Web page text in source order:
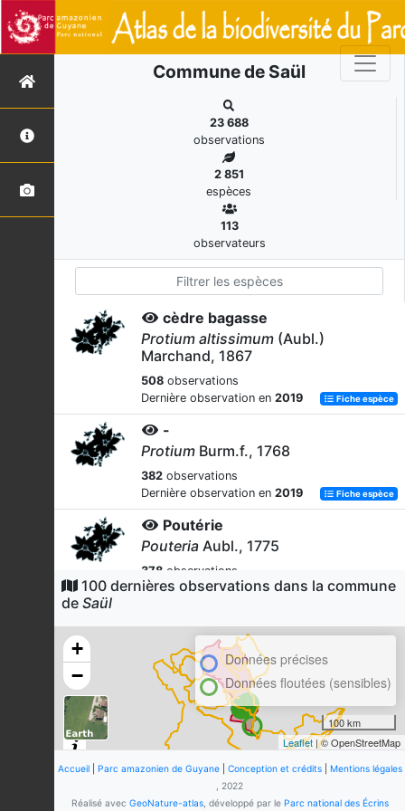
Commune de Saül
23 688
observations
2 851
espèces
113
observateurs
cèdre bagasse
Protium altissimum (Aubl.)
Marchand, 1867
508 observations
Dernière observation en 2019 Fiche espèce
-
Protium Burm.f., 1768
382 observations
Dernière observation en 2019 Fiche espèce
Poutérie
Pouteria Aubl., 1775
378 observations
Dernière observation en2024 Fiche espèce
Mill., 1754
376observations
Dernière observation en2022 Fiche espèce
Guarea
F.Allam. ex L., 1771
observations
Dernière observation en
100 dernières observations dans la commune
de Saül
+
−
Données précises
Données floutées (sensibles)
100 km
Leaflet | © OpenStreetMap
Accueil| Parc amazonien de Guyane| Conception et crédits| Mentions légales
, 2022
Réalisé avec GeoNature-atlas, développé par le Parc national des Écrins